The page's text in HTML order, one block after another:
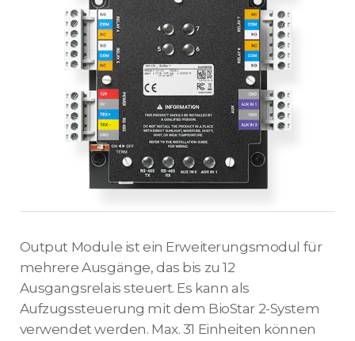
Output Module ist ein Erweiterungsmodul für
mehrere Ausgänge, das bis zu 12
Ausgangsrelais steuert. Es kann als
Aufzugssteuerung mit dem BioStar 2-System
verwendet werden. Max. 31 Einheiten können